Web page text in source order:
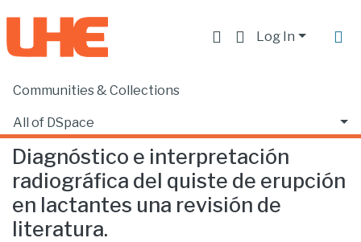
Log In
Communities & Collections
All of DSpace
Statistics
Home
Diagnóstico e interpretación
radiográfica del quiste de erupción
en lactantes una revisión de
literatura.